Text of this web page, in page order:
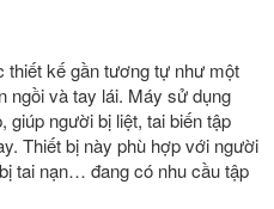
thiết kế gần tương tự như một
ngồi và tay lái. Máy sử dụng
giúp người bị liệt, tai biến tập
Thiết bị này phù hợp với người
tai nạn… đang có nhu cầu tập